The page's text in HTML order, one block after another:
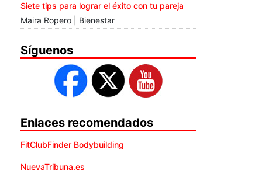
Siete tips para lograr el éxito con tu pareja
Maira Ropero | Bienestar
Síguenos
Enlaces recomendados
FitClubFinder Bodybuilding
NuevaTribuna.es